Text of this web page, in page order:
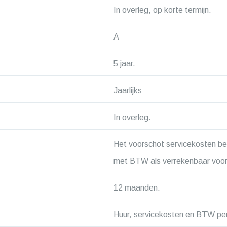
In overleg, op korte termijn.
A
5 jaar.
Jaarlijks
In overleg.
Het voorschot servicekosten
met BTW als verrekenbaar
12 maanden.
Huur, servicekosten en BTW